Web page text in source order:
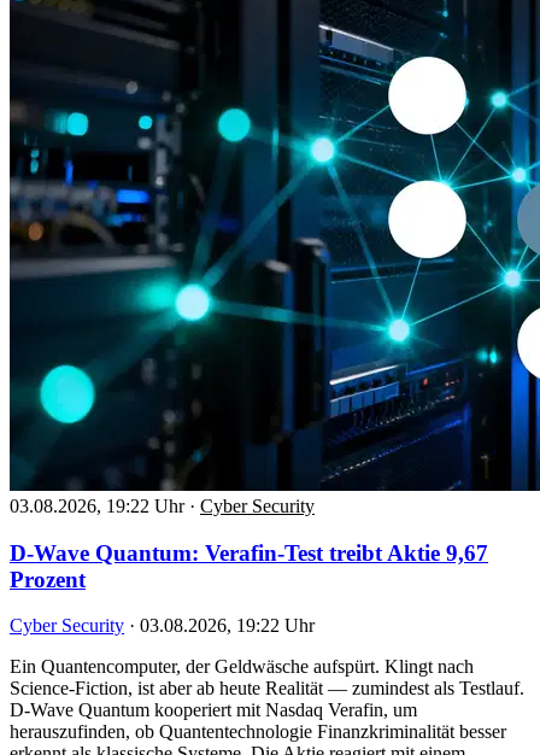
03.08.2026, 19:22 Uhr · Cyber Security
D-Wave Quantum: Verafin-Test treibt Aktie 9,67
Prozent
Cyber Security · 03.08.2026, 19:22 Uhr
Ein Quantencomputer, der Geldwäsche aufspürt. Klingt nach
Science-Fiction, ist aber ab heute Realität — zumindest als Testlauf.
D-Wave Quantum kooperiert mit Nasdaq Verafin, um
herauszufinden, ob Quantentechnologie Finanzkriminalität besser